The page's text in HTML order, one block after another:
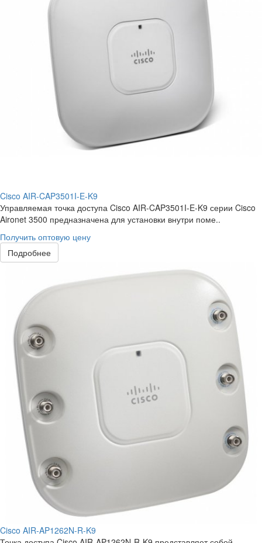
Cisco AIR-CAP3501I-E-K9
Управляемая точка доступа Cisco AIR-CAP3501I-E-K9 серии Cisco
Aironet 3500 предназначена для установки внутри поме..
Получить оптовую цену
Подробнее
Cisco AIR-AP1262N-R-K9